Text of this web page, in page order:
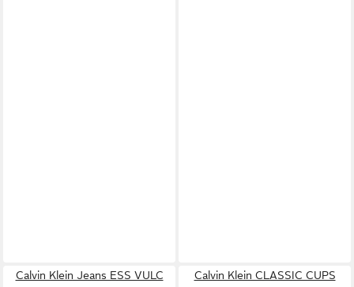
Calvin Klein Jeans ESS VULC
Calvin Klein CLASSIC CUPS